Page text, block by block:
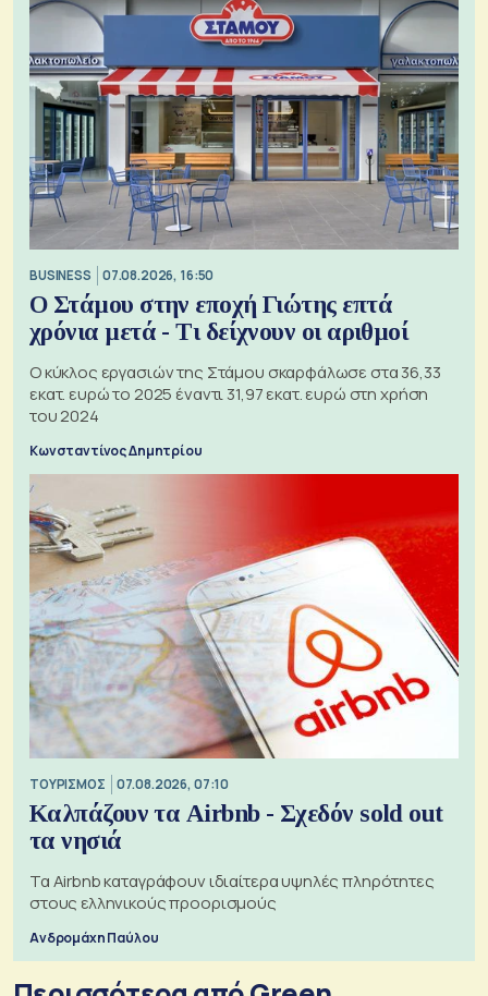
BUSINESS 07.08.2026, 16:50
Ο Στάμου στην εποχή Γιώτης επτά
χρόνια μετά - Τι δείχνουν οι αριθμοί
Ο κύκλος εργασιών της Στάμου σκαρφάλωσε στα 36,33
εκατ. ευρώ το 2025 έναντι 31,97 εκατ. ευρώ στη χρήση
του 2024
Κωνσταντίνος Δημητρίου
ΤΟΥΡΙΣΜΟΣ 07.08.2026, 07:10
Καλπάζουν τα Airbnb - Σχεδόν sold out
τα νησιά
Τα Airbnb καταγράφουν ιδιαίτερα υψηλές πληρότητες
στους ελληνικούς προορισμούς
Ανδρομάχη Παύλου